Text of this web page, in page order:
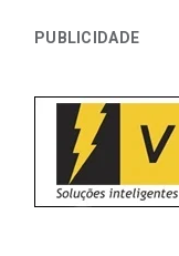
PUBLICIDADE